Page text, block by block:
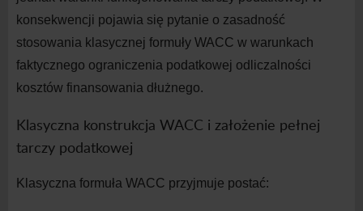
konsekwencji pojawia się pytanie o zasadność
stosowania klasycznej formuły WACC w warunkach
faktycznego ograniczenia podatkowej odliczalności
kosztów finansowania dłużnego.
Klasyczna konstrukcja WACC i założenie pełnej
tarczy podatkowej
Klasyczna formuła WACC przyjmuje postać: